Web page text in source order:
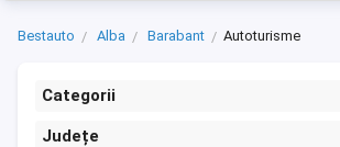
Bestauto Alba Barabant Autoturisme
Categorii
Județe